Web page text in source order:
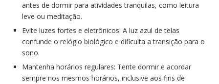
antes de dormir para atividades tranquilas, como leitura
leve ou meditação.
Evite luzes fortes e eletrônicos: A luz azul de telas
confunde o relógio biológico e dificulta a transição para o
sono.
Mantenha horários regulares: Tente dormir e acordar
sempre nos mesmos horários, inclusive aos fins de